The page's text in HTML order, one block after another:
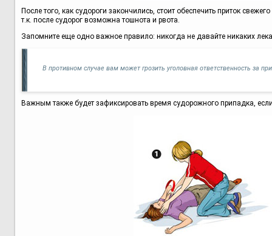
После того, как судороги закончились, стоит обеспечить приток
т.к. после судорог возможна тошнота и рвота.
Запомните еще одно важное правило: никогда не давайте никаких
В противном случае вам может грозить уголовная ответственность за
Важным также будет зафиксировать время судорожного припадка,